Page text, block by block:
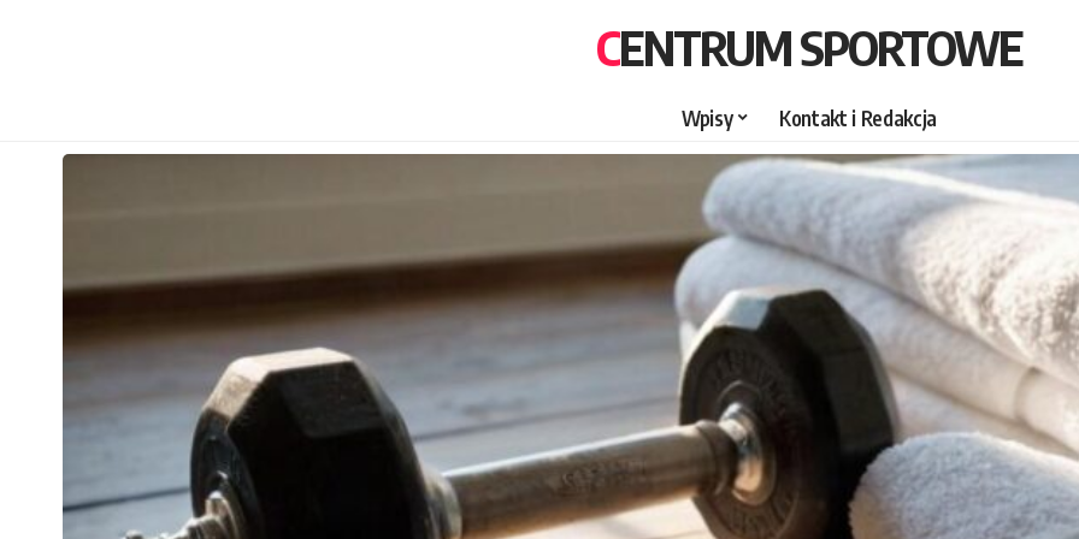
CENTRUM SPORTOWE
Wpisy Kontakt i Redakcja